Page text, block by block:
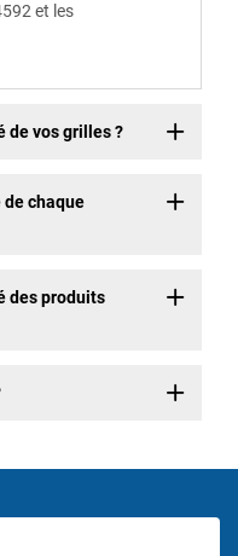
et les
de vos grilles ?
chaque
des produits